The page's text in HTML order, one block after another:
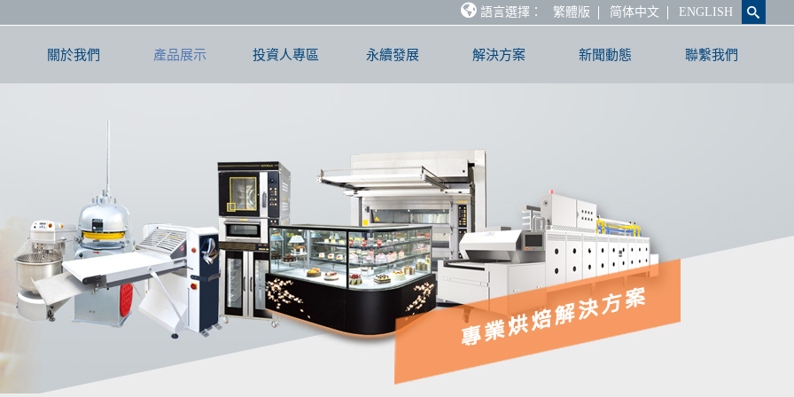
語言選擇： 繁體版 简体中文 ENGLISH
關於我們 產品展示 投資人專區 永續發展 解決方案 新聞動態 聯繫我們